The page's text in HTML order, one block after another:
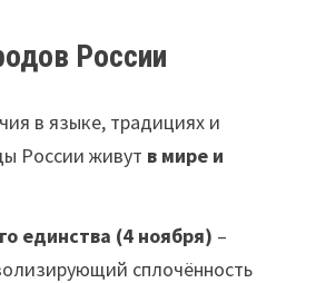
России
в языке, традициях и
России живут в мире и
единства (4 ноября) –
сплочённость